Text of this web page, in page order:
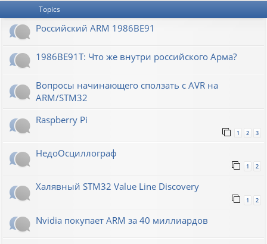
Topics
Российский ARM 1986ВЕ91
1986ВЕ91Т: Что же внутри российского Арма?
Вопросы начинающего сползать с AVR на
ARM/STM32
Raspberry Pi
1 2 3
НедоОсциллограф
1 2
Халявный STM32 Value Line Discovery
1 2
Nvidia покупает ARM за 40 миллиардов